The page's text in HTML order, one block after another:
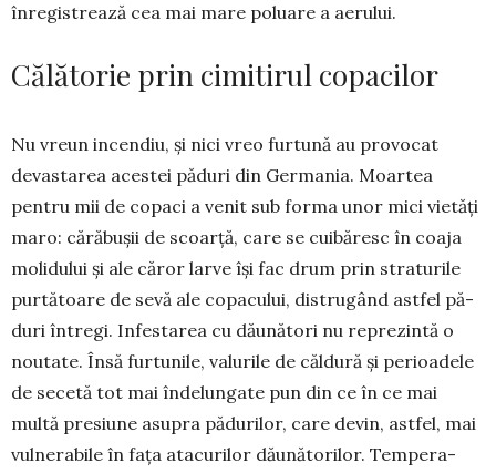
înregistrează cea mai mare poluare a aerului.
Călătorie prin cimitirul copacilor
Nu vreun incendiu, și nici vreo fur­tu­nă au provocat
devastarea aces­tei păduri din Germania. Moartea
pentru mii de copaci a venit sub forma unor mici vietăți
maro: cărăbușii de scoarță, care se cuibă­resc în coaja
molidului și ale căror larve își fac drum prin straturile
purtătoare de sevă ale copacului, distrugând astfel pă­
duri în­tregi. Infestarea cu dăunători nu re­pre­zintă o
noutate. Însă furtunile, valurile de căldură și perioadele
de secetă tot mai îndelungate pun din ce în ce mai
multă pre­siune asupra pădurilor, care devin, astfel, mai
vulnerabile în fața atacu­rilor dău­nă­torilor. Tempera­